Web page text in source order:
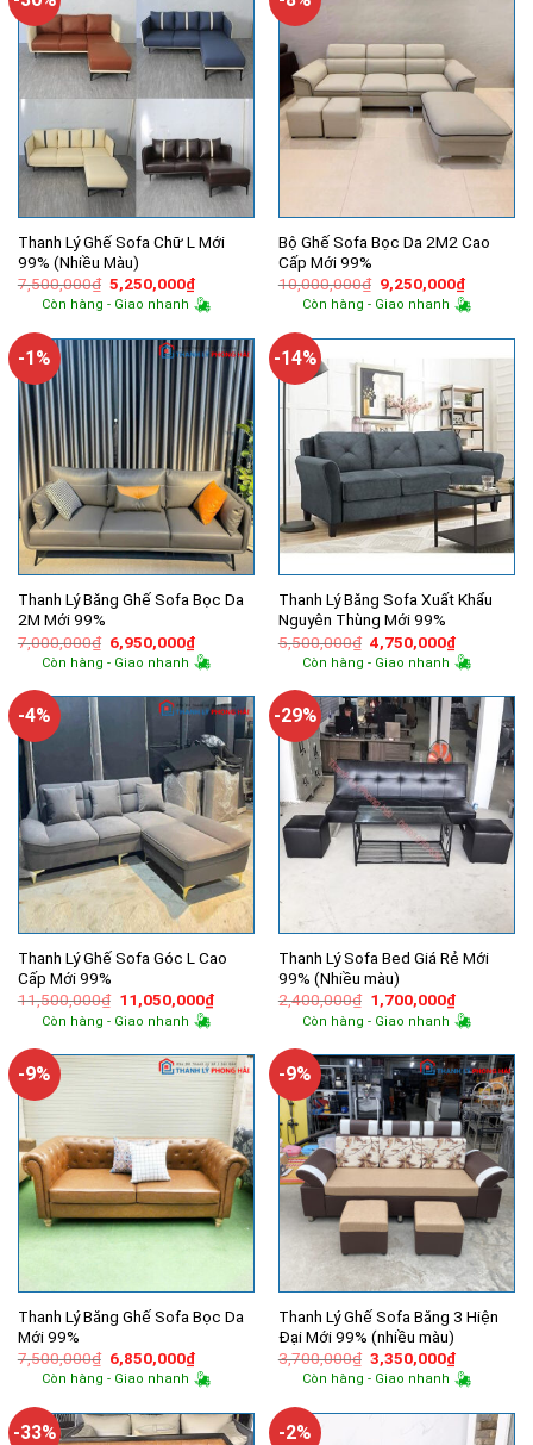
Thanh Lý Ghế Sofa Chữ L Mới
99% (Nhiều Màu)
7,500,000₫ Giá
gốc
là:
5,250,000₫Giá
hiện
tại
5,250,000₫.
Còn hàng - Giao nhanh
Bộ Ghế Sofa Bọc Da 2M2 Cao
Cấp Mới 99%
10,000,000₫ Giá
gốc
là:
9,250,000₫Giá
hiện
tại
Còn hàng - Giao nhanh
-1%
Thanh Lý Băng Ghế Sofa Bọc Da
2M Mới 99%
7,000,000₫ Giá
gốc
là:
6,950,000₫Giá
hiện
tại
6,950,000₫.
Còn hàng - Giao nhanh
-14%
Thanh Lý Băng Sofa Xuất Khẩu
Nguyên Thùng Mới 99%
5,500,000₫ Giá
gốc
là:
4,750,000₫Giá
hiện
tại
Còn hàng - Giao nhanh
-4%
Thanh Lý Ghế Sofa Góc L Cao
Cấp Mới 99%
11,500,000₫ Giá
gốc
là:
11,050,000₫Giá
hiện
11,050,000₫.
Còn hàng - Giao nhanh
-29%
Thanh Lý Sofa Bed Giá Rẻ Mới
99% (Nhiều màu)
2,400,000₫ Giá
gốc
là:
1,700,000₫Giá
hiện
tại
Còn hàng - Giao nhanh
-9%
Thanh Lý Băng Ghế Sofa Bọc Da
Mới 99%
7,500,000₫ Giá
gốc
là:
6,850,000₫Giá
hiện
tại
6,850,000₫.
Còn hàng - Giao nhanh
-9%
Thanh Lý Ghế Sofa Băng 3 Hiện
Đại Mới 99% (nhiều màu)
3,700,000₫ Giá
gốc
là:
3,350,000₫Giá
hiện
tại
Còn hàng - Giao nhanh
-33% -2%